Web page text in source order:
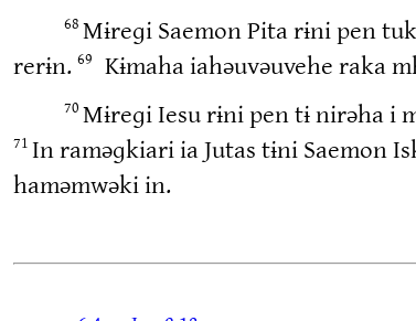
68 Mɨreɡi Saemon Pita rɨni pen
rerɨn. 69 Kɨmaha iahəuvəuvehe raka
70 Mɨreɡi Iesu rɨni pen tɨ nirəha i
71 In raməɡkiari ia Jutas tɨni Saemon
haməmwəki in.